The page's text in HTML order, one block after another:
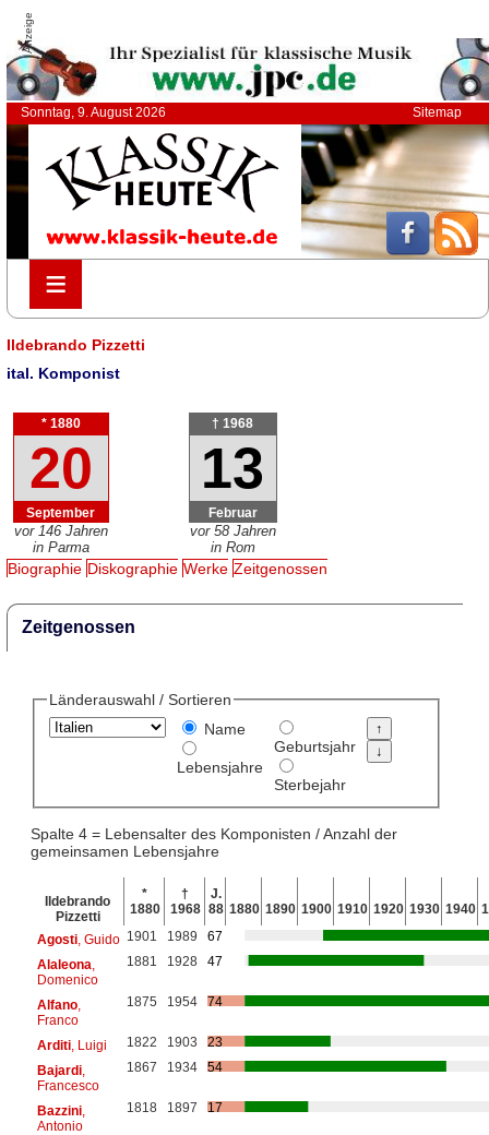
Anzeige
Sonntag, 9. August 2026 Sitemap
≡
≡
Ildebrando Pizzetti
ital. Komponist
* 1880
20
September
vor 146 Jahren
in Parma
† 1968
13
Februar
vor 58 Jahren
in Rom
Biographie Diskographie Werke Zeitgenossen
Zeitgenossen
Länderauswahl / Sortieren
Name
Lebensjahre
Geburtsjahr
Sterbejahr
Spalte 4 = Lebensalter des Komponisten / Anzahl der
gemeinsamen Lebensjahre
Ildebrando
Pizzetti
*
1880
†
1968
J.
88 1880 1890 1900 1910 1920 1930 1940
Agosti, Guido 1901 1989
67
Alaleona
Domenico
1881 1928 47
Alfano,
Franco
1875 1954 74
Arditi, Luigi 1822 1903
23
Bajardi,
Francesco
1867 1934 54
Bazzini,
Antonio
1818 1897 17